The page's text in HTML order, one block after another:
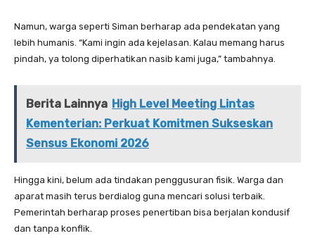
Namun, warga seperti Siman berharap ada pendekatan yang
lebih humanis. “Kami ingin ada kejelasan. Kalau memang harus
pindah, ya tolong diperhatikan nasib kami juga,” tambahnya.
Berita Lainnya High Level Meeting Lintas
Kementerian: Perkuat Komitmen Sukseskan
Sensus Ekonomi 2026
Hingga kini, belum ada tindakan penggusuran fisik. Warga dan
aparat masih terus berdialog guna mencari solusi terbaik.
Pemerintah berharap proses penertiban bisa berjalan kondusif
dan tanpa konflik.